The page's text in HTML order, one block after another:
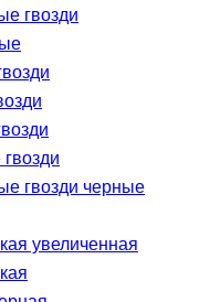
гвозди
гвозди черные
увеличенная